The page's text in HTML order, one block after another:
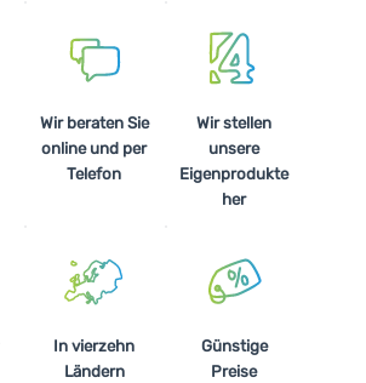
Wir beraten Sie
online und per
Telefon
Wir stellen
unsere
Eigenprodukte
her
In vierzehn
Ländern
Günstige
Preise